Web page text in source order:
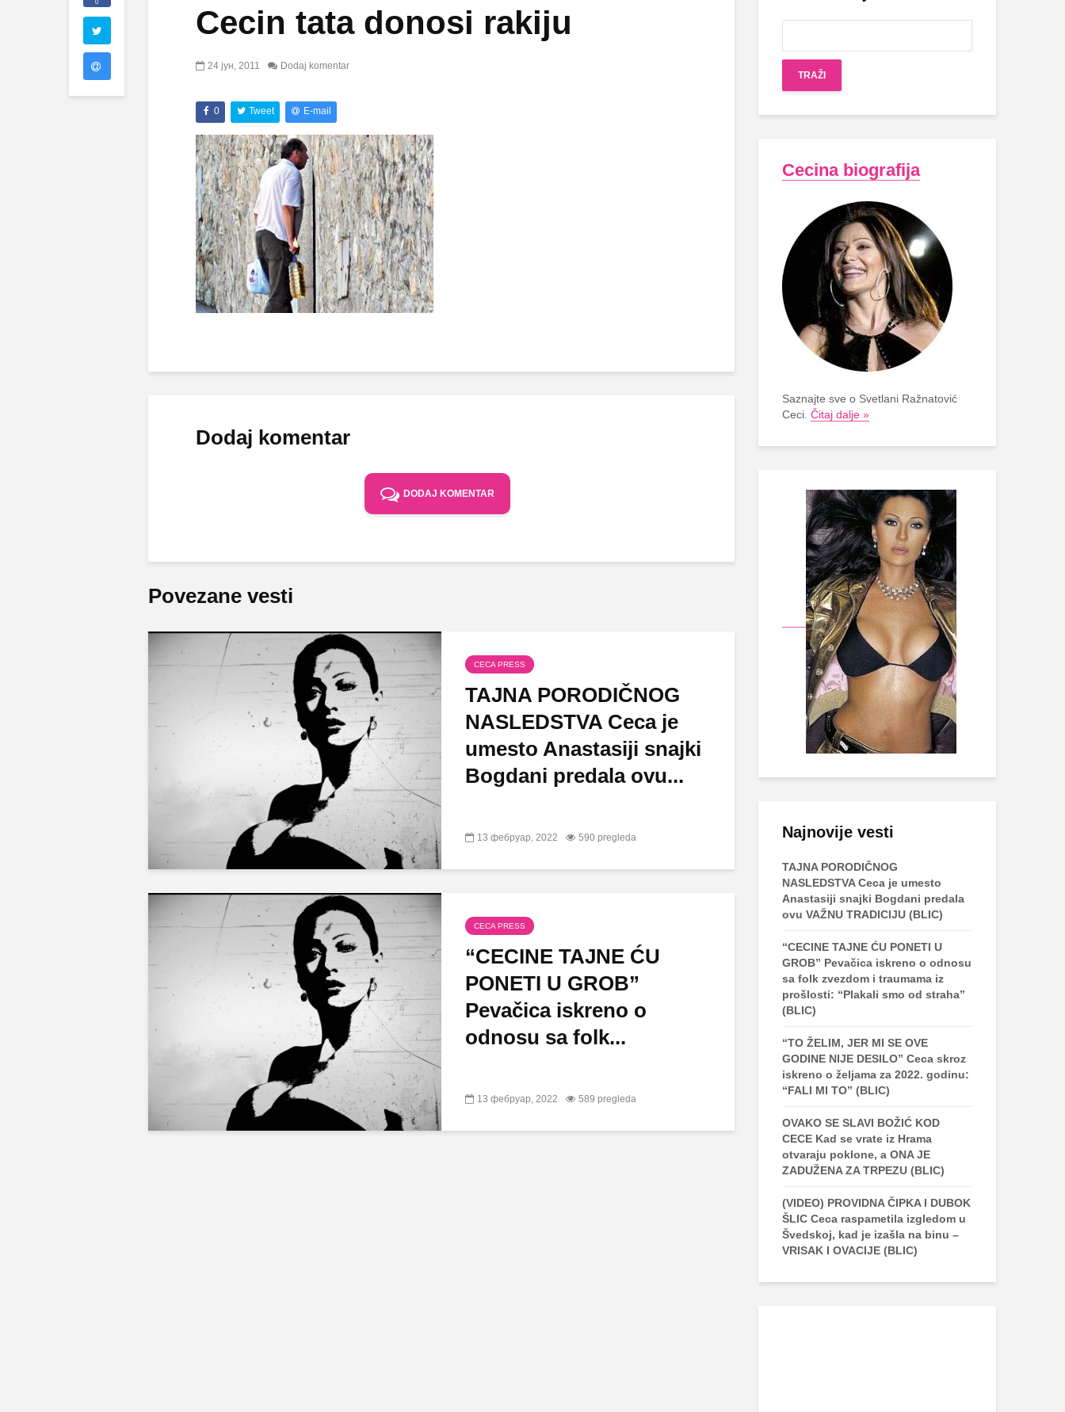
Cecin tata donosi rakiju
24 јун, 2011 Dodaj komentar
0 Tweet E-mail
Dodaj komentar
DODAJ KOMENTAR
Povezane vesti
CECA PRESS
TAJNA PORODIČNOG
NASLEDSTVA Ceca je
umesto Anastasiji snajki
Bogdani predala ovu...
13 фебруар, 2022 590 pregleda
CECA PRESS
“CECINE TAJNE ĆU
PONETI U GROB”
Pevačica iskreno o
odnosu sa folk...
13 фебруар, 2022 589 pregleda
Cecina biografija
Saznajte sve o Svetlani Ražnatović
Ceci. Čitaj dalje »
Najnovije vesti
TAJNA PORODIČNOG
NASLEDSTVA Ceca je umesto
Anastasiji snajki Bogdani predala
ovu VAŽNU TRADICIJU (BLIC)
“CECINE TAJNE ĆU PONETI U
GROB” Pevačica iskreno o odnosu
sa folk zvezdom i traumama iz
prošlosti: “Plakali smo od straha”
(BLIC)
“TO ŽELIM, JER MI SE OVE
GODINE NIJE DESILO” Ceca skroz
iskreno o željama za 2022. godinu:
“FALI MI TO” (BLIC)
OVAKO SE SLAVI BOŽIĆ KOD
CECE Kad se vrate iz Hrama
otvaraju poklone, a ONA JE
ZADUŽENA ZA TRPEZU (BLIC)
(VIDEO) PROVIDNA ČIPKA I DUBOK
ŠLIC Ceca raspametila izgledom u
Švedskoj, kad je izašla na binu –
VRISAK I OVACIJE (BLIC)